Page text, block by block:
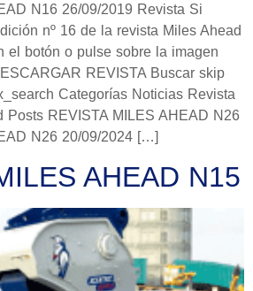
N16 26/09/2019 Revista Si
nº 16 de la revista Miles Ahead
el botón o pulse sobre la imagen
REVISTA Buscar skip
Categorías Noticias Revista
Posts REVISTA MILES AHEAD N26
N26 20/09/2024 […]
AHEAD N15